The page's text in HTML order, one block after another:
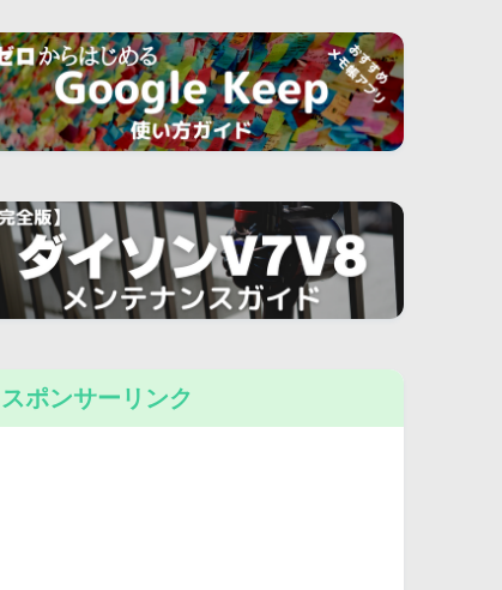
スポンサーリンク